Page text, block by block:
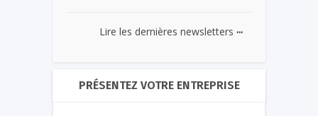
Lire les dernières newsletters ...
PRÉSENTEZ VOTRE ENTREPRISE